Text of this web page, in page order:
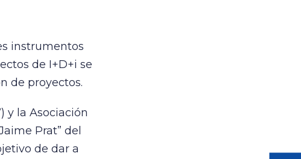
instrumentos
de I+D+i se
de proyectos.
y la Asociación
Prat” del
de dar a